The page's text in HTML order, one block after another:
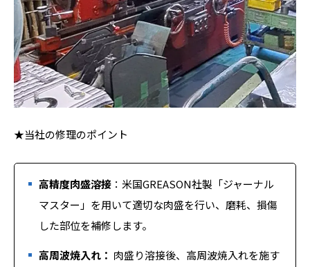
★当社の修理のポイント
高精度肉盛溶接 ：米国GREASON社製「ジャーナル
マスター」を用いて適切な肉盛を行い、磨耗、損傷
した部位を補修します。
高周波焼入れ： 肉盛り溶接後、高周波焼入れを施す